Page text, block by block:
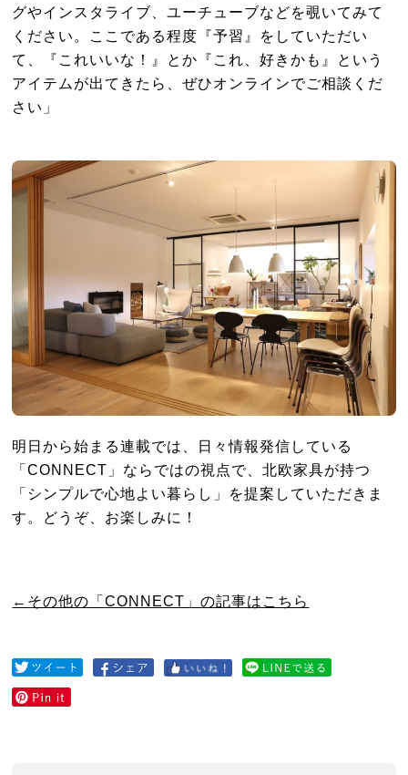
グやインスタライブ、ユーチューブなどを覗いてみて
ください。ここである程度『予習』をしていただい
て、『これいいな！』とか『これ、好きかも』という
アイテムが出てきたら、ぜひオンラインでご相談くだ
さい」
明日から始まる連載では、日々情報発信している
「CONNECT」ならではの視点で、北欧家具が持つ
「シンプルで心地よい暮らし」を提案していただきま
す。どうぞ、お楽しみに！
←その他の「CONNECT」の記事はこちら